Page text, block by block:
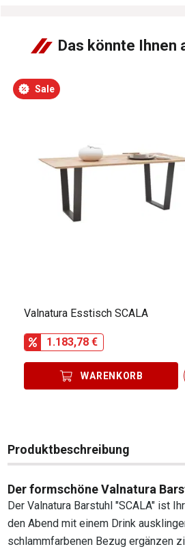
Das könnte Ihnen
Sale
Valnatura Esstisch SCALA
1.183,78 €
WARENKORB
Produktbeschreibung
Der formschöne Valnatura
Der Valnatura Barstuhl "SCALA" ist
den Abend mit einem Drink
schlammfarbenen Bezug ergänzen